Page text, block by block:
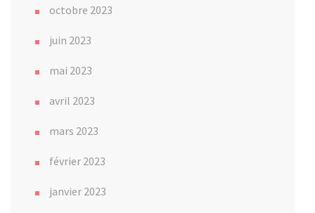
octobre 2023
juin 2023
mai 2023
avril 2023
mars 2023
février 2023
janvier 2023